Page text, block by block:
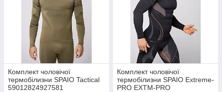
Комплект чоловічої
термобілизни SPAIO Tactical
59012824927581
Комплект чоловічої
термобілизни SPAIO Extreme-
PRO EXTM-PRO